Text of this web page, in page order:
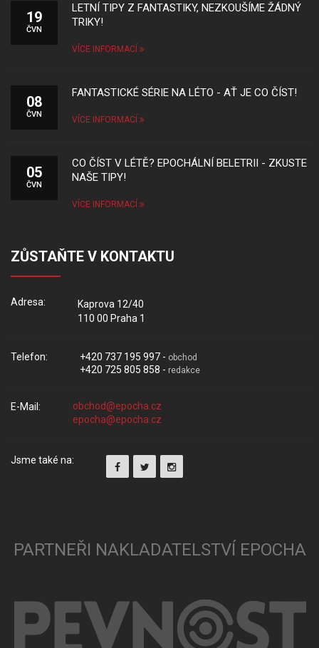
19
ČVN
LETNÍ TIPY Z FANTASTIKY, NEZKOUŠÍME ŽÁDNÝ
TRIKY!
VÍCE INFORMACÍ
08
ČVN
FANTASTICKÉ SÉRIE NA LÉTO - AŤ JE CO ČÍST!
VÍCE INFORMACÍ
05
ČVN
CO ČÍST V LÉTĚ? EPOCHÁLNÍ BELETRII - ZKUSTE
NAŠE TIPY!
VÍCE INFORMACÍ
ZŮSTAŇTE V KONTAKTU
Adresa:
Kaprova 12/40
110 00 Praha 1
Telefon: +420 737 195 997 - obchod
+420 725 805 858 - redakce
E-Mail:
Jsme také na:
PARTNEŘI NAKLADATELSTVÍ EPOCHA